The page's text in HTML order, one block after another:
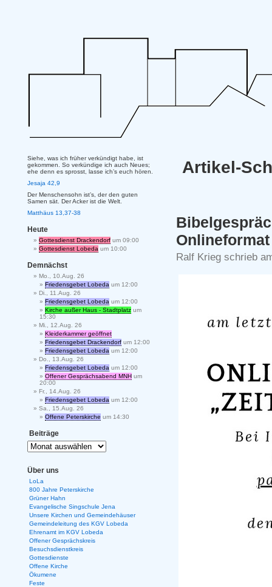
Artikel-
Onlineformat
Ralf Krieg schrieb
Siehe, was ich früher verkündigt habe, ist
gekommen. So verkündige ich auch Neues;
ehe denn es sprosst, lasse ich’s euch hören.
Jesaja 42,9
Der Menschensohn ist’s, der den guten
Samen sät. Der Acker ist die Welt.
Matthäus 13,37-38
Heute
Gottesdienst Drackendorf um 09:00
Gottesdienst Lobeda um 10:00
Demnächst
Mo., 10.Aug. 26
Friedensgebet Lobeda um 12:00
Di., 11.Aug. 26
Friedensgebet Lobeda um 12:00
Kirche außer Haus - Stadtplatz um
15:30
Mi., 12.Aug. 26
Kleiderkammer geöffnet
Friedensgebet Drackendorf um 12:00
Friedensgebet Lobeda um 12:00
Do., 13.Aug. 26
Friedensgebet Lobeda um 12:00
Offener Gesprächsabend MNH um
20:00
Fr., 14.Aug. 26
Friedensgebet Lobeda um 12:00
Sa., 15.Aug. 26
Offene Peterskirche um 14:30
Beiträge
Über uns
LoLa
800 Jahre Peterskirche
Grüner Hahn
Evangelische Singschule Jena
Unsere Kirchen und Gemeindehäuser
Gemeindeleitung des KGV Lobeda
Ehrenamt im KGV Lobeda
Offener Gesprächskreis
Besuchsdienstkreis
Gottesdienste
Offene Kirche
Ökumene
Feste